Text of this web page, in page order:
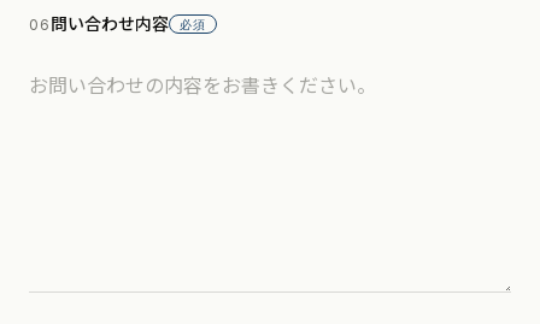
06 問い合わせ内容 必須